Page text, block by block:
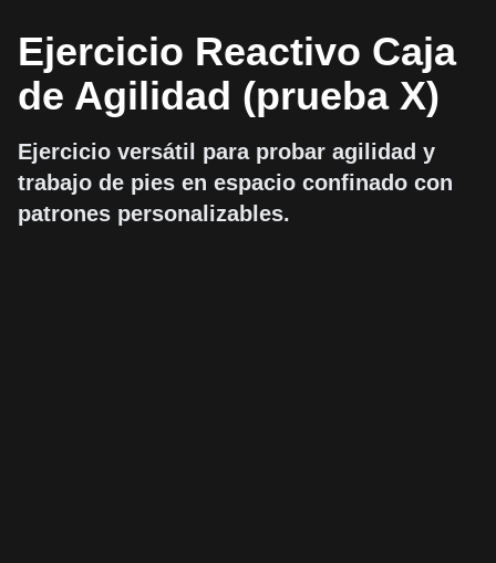
Ejercicio Reactivo Caja
de Agilidad (prueba X)
Ejercicio versátil para probar agilidad y
trabajo de pies en espacio confinado con
patrones personalizables.